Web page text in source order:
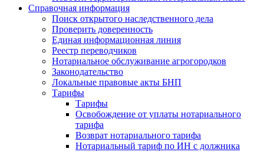
Справочная информация
Поиск открытого наследственного дела
Проверить доверенность
Единая информационная линия
Реестр переводчиков
Нотариальное обслуживание агрогородков
Законодательство
Локальные правовые акты БНП
Тарифы
Тарифы
Освобождение от уплаты нотариального
тарифа
Возврат нотариального тарифа
Нотариальный тариф по ИН с должника